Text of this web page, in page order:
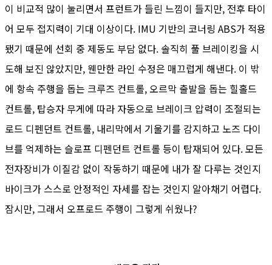
이 비교적 많이 눌리면서 프런트가 들린 느낌이 들지만, 전후 타이
어 모두 접지력이 기대 이상이다. IMU 기반의 코너링 ABS가 적용
됐기 때문에 선회 중 제동도 부담 없다. 솔직히 풀 브레이킹을 시
도해 보진 않았지만, 웬만한 라인 수정은 매끄럽게 해낸다. 이 밖
에 항속 주행을 돕는 크루즈 컨트롤, 오르막 출발을 돕는 힐홀드
컨트롤, 탑승자 무게에 따라 자동으로 브레이크 압력이 조절되는
로드 디펜던트 컨트롤, 내리막에서 기울기를 감지하고 노즈 다이
브를 억제하는 슬로프 디펜던트 컨트롤 등이 탑재되어 있다. 모든
전자장비가 이질감 없이 작동하기 때문에 내가 잘 다루는 것인지
바이크가 스스로 안정적인 자세를 잡는 것인지 알아채기 어렵다.
잠시만, 그래서 오프로드 주행이 그렇게 쉬웠나?